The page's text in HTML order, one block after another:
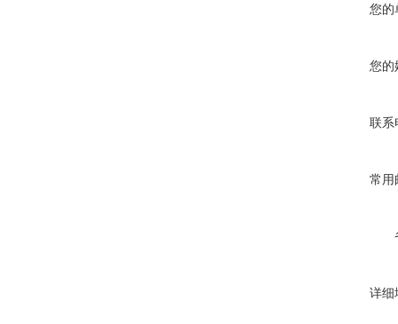
您的
您的
联系
常用
详细